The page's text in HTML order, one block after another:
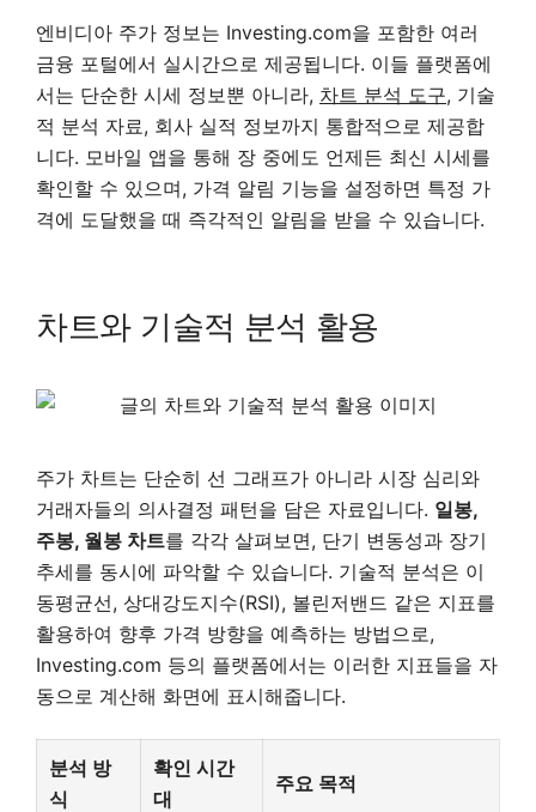
엔비디아 주가 정보는 Investing.com을 포함한 여러
금융 포털에서 실시간으로 제공됩니다. 이들 플랫폼에
서는 단순한 시세 정보뿐 아니라, 차트 분석 도구, 기술
적 분석 자료, 회사 실적 정보까지 통합적으로 제공합
니다. 모바일 앱을 통해 장 중에도 언제든 최신 시세를
확인할 수 있으며, 가격 알림 기능을 설정하면 특정 가
격에 도달했을 때 즉각적인 알림을 받을 수 있습니다.
차트와 기술적 분석 활용
주가 차트는 단순히 선 그래프가 아니라 시장 심리와
거래자들의 의사결정 패턴을 담은 자료입니다. 일봉,
주봉, 월봉 차트를 각각 살펴보면, 단기 변동성과 장기
추세를 동시에 파악할 수 있습니다. 기술적 분석은 이
동평균선, 상대강도지수(RSI), 볼린저밴드 같은 지표를
활용하여 향후 가격 방향을 예측하는 방법으로,
Investing.com 등의 플랫폼에서는 이러한 지표들을 자
동으로 계산해 화면에 표시해줍니다.
분석 방
식
확인 시간
대
주요 목적